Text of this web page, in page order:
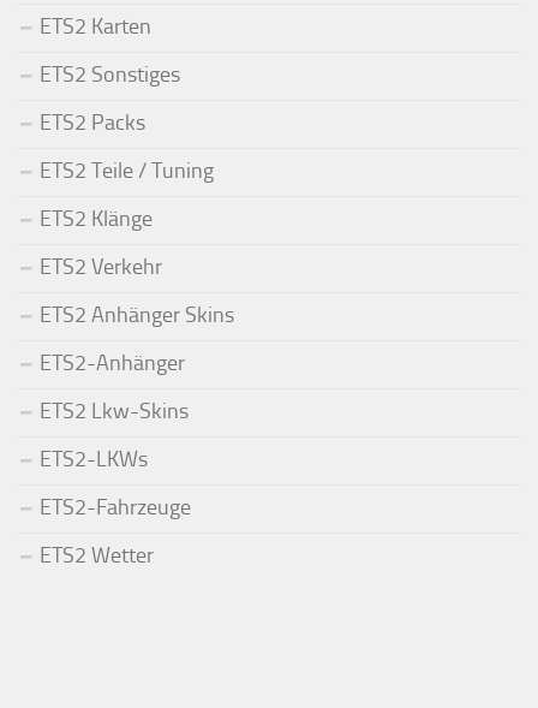
ETS2 Karten
ETS2 Sonstiges
ETS2 Packs
ETS2 Teile / Tuning
ETS2 Klänge
ETS2 Verkehr
ETS2 Anhänger Skins
ETS2-Anhänger
ETS2 Lkw-Skins
ETS2-LKWs
ETS2-Fahrzeuge
ETS2 Wetter